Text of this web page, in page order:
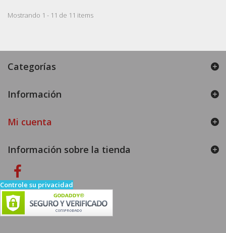
Mostrando 1 - 11 de 11 items
Categorías
Información
Mi cuenta
Información sobre la tienda
Controle su privacidad